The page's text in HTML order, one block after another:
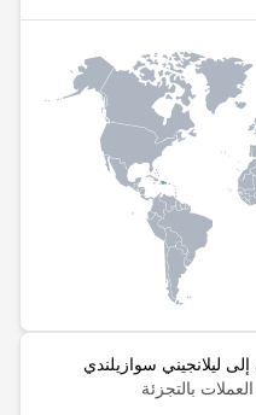
ليلانجيني سوازيلندي
بالتجزئة